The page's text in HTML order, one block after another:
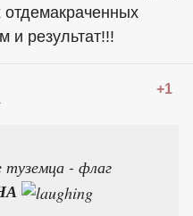
и результат!!!
+1
туземца - флаг